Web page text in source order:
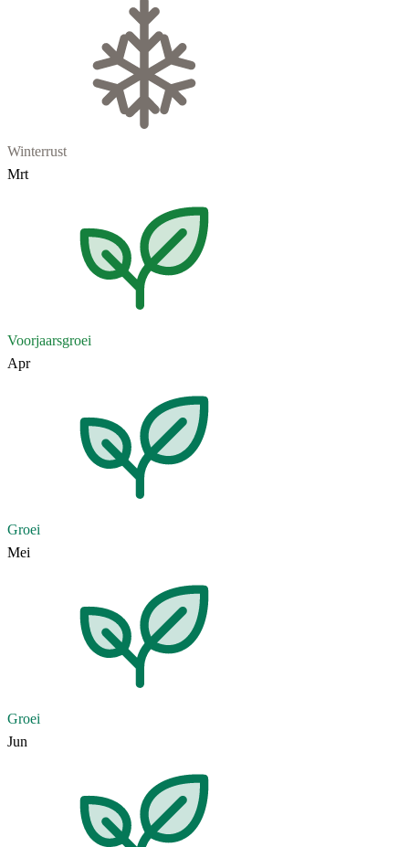
Winterrust
Mrt
Voorjaarsgroei
Apr
Groei
Mei
Groei
Jun